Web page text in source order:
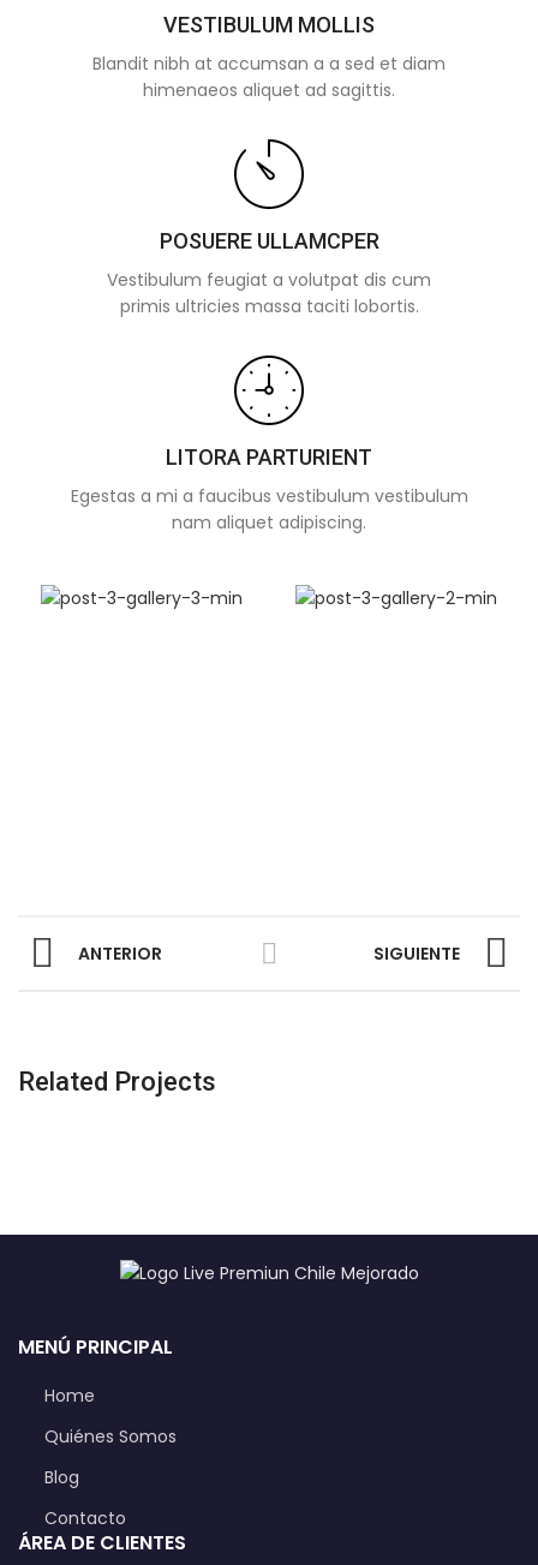
VESTIBULUM MOLLIS
Blandit nibh at accumsan a a sed et diam
himenaeos aliquet ad sagittis.
POSUERE ULLAMCPER
Vestibulum feugiat a volutpat dis cum
primis ultricies massa taciti lobortis.
LITORA PARTURIENT
Egestas a mi a faucibus vestibulum vestibulum
nam aliquet adipiscing.
ANTERIOR SIGUIENTE
Related Projects
MENÚ PRINCIPAL
Home
Quiénes Somos
Blog
Contacto
ÁREA DE CLIENTES